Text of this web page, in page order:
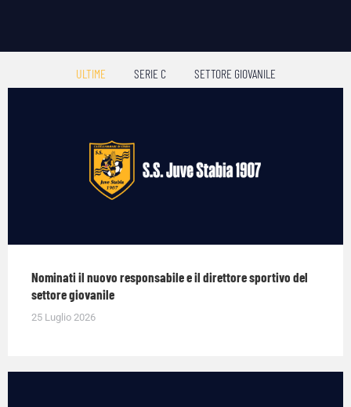
ULTIME SERIE C SETTORE GIOVANILE
Nominati il nuovo responsabile e il direttore sportivo del
settore giovanile
25 Luglio 2026